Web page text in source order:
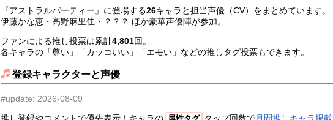
『アストラルパーティー』に登場する26キャラと担当声優（CV）をまとめています。
伊藤かな恵・高野麻里佳・？？？ ほか豪華声優陣が参加。
ファンによる推し投票は累計4,801回。
各キャラの「尊い」「カッコいい」「エモい」などの推しタグ投票もできます。
登録キャラクターと声優
#update: 2026-08-09